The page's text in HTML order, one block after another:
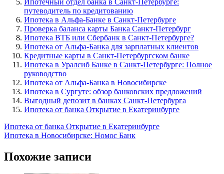
Ипотечный отдел банка в Санкт-Петербурге:
путеводитель по кредитованию
Ипотека в Альфа-Банке в Санкт-Петербурге
Проверка баланса карты Банка Санкт-Петербург
Ипотека ВТБ или Сбербанк в Санкт-Петербурге?
Ипотека от Альфа-Банка для зарплатных клиентов
Кредитные карты в Санкт-Петербургском банке
Ипотека в Уралсиб Банке в Санкт-Петербурге: Полное
руководство
Ипотека от Альфа-Банка в Новосибирске
Ипотека в Сургуте: обзор банковских предложений
Выгодный депозит в банках Санкт-Петербурга
Ипотека от банка Открытие в Екатеринбурге
Навигация
по
записям
Ипотека от банка Открытие в Екатеринбурге
Ипотека в Новосибирске: Номос Банк
Похожие записи